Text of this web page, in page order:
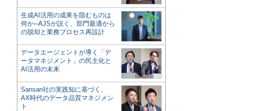
生成AI活用の成果を阻むものは
何か─AJSが説く、部門最適から
の脱却と業務プロセス再設計
データエージェントが導く「デ
ータマネジメント」の民主化と
AI活用の未来
Sansan社の実践知に基づく、
AX時代のデータ品質マネジメン
ト